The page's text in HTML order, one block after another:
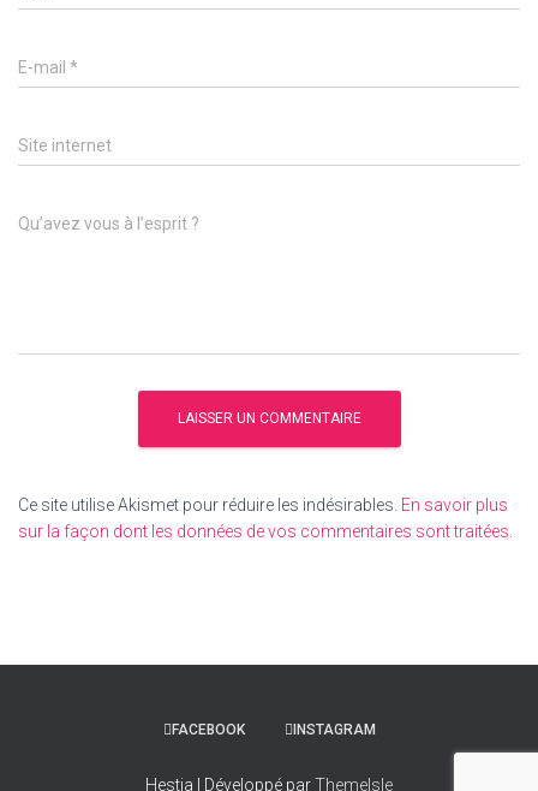
E-mail *
Site internet
Qu’avez vous à l’esprit ?
Ce site utilise Akismet pour réduire les indésirables. En savoir plus
sur la façon dont les données de vos commentaires sont traitées
FACEBOOK INSTAGRAM
Hestia | Développé parThemeIsle